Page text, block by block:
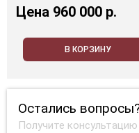
Цена 960 000 p.
В КОРЗИНУ
Остались
Получите